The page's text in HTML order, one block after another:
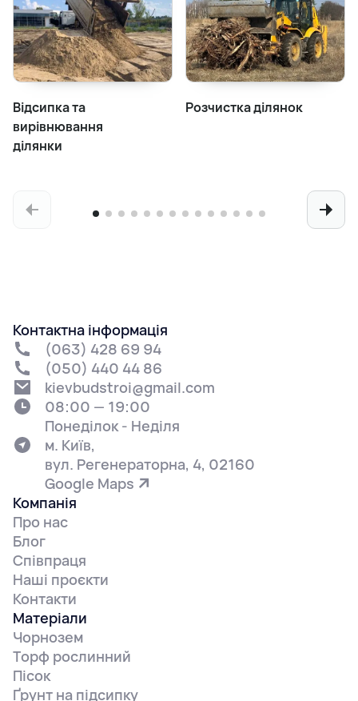
Відсипка та
вирівнювання
ділянки
Розчистка ділянок
Компанія
Про нас
Блог
Співпраця
Наші проєкти
Контакти
Контактна інформація
(063) 428 69 94
(050) 440 44 86
kievbudstroi@gmail.com
08:00 — 19:00
Понеділок - Неділя
м. Київ,
вул. Регенераторна, 4, 02160
Google Maps
Матеріали
Чорнозем
Торф рослинний
Пісок
Ґрунт на підсипку